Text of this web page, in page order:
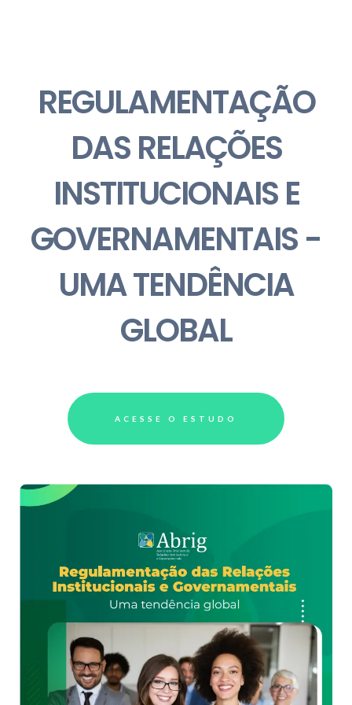
REGULAMENTAÇÃO
DAS RELAÇÕES
INSTITUCIONAIS E
GOVERNAMENTAIS -
UMA TENDÊNCIA
GLOBAL
ACESSE O ESTUDO